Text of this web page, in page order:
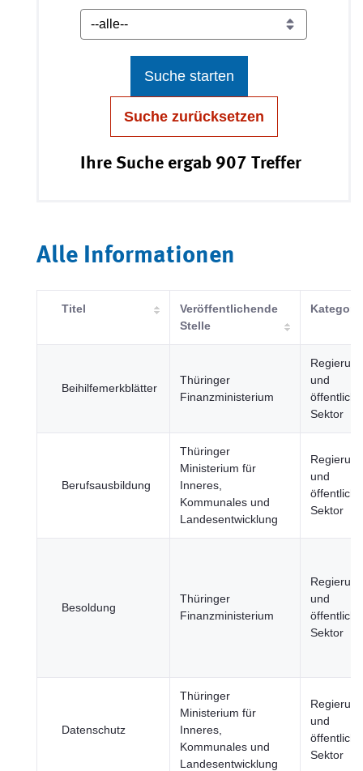
Suche starten
Suche zurücksetzen
Ihre Suche ergab 907 Treffer
Alle Informationen
Titel
Veröffentlichende
Stelle
Kategorie
Beihilfemerkblätter
Thüringer
Finanzministerium
Regierung
und
Sektor
Berufsausbildung
Thüringer
Ministerium für
Inneres,
Kommunales und
Landesentwicklung
Regierung
und
Sektor
Besoldung
Thüringer
Finanzministerium
Regierung
und
Sektor
Datenschutz
Thüringer
Ministerium für
Inneres,
Kommunales und
Landesentwicklung
Regierung
und
Sektor